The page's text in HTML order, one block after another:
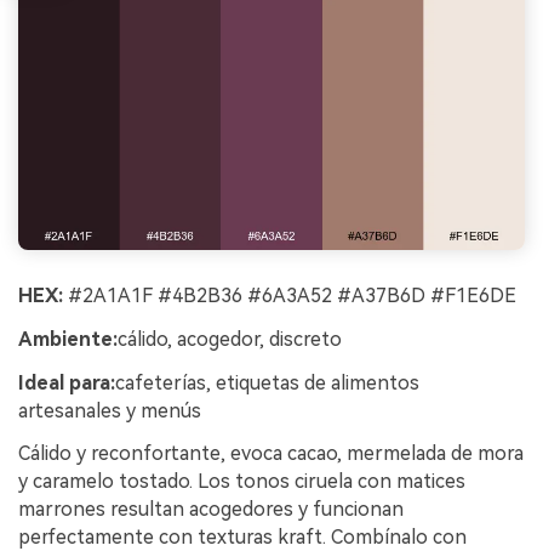
HEX: #2A1A1F #4B2B36 #6A3A52 #A37B6D #F1E6DE
Ambiente:cálido, acogedor, discreto
Ideal para:cafeterías, etiquetas de alimentos
artesanales y menús
Cálido y reconfortante, evoca cacao, mermelada de mora
y caramelo tostado. Los tonos ciruela con matices
marrones resultan acogedores y funcionan
perfectamente con texturas kraft. Combínalo con